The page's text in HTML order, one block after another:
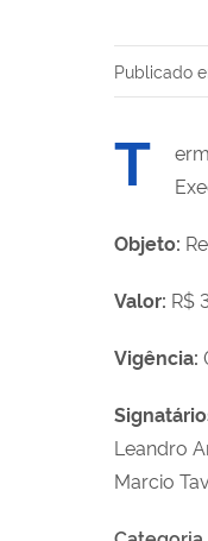
Publicado
T
Objeto:
Valor: R$
Vigência:
Leandro
Marcio